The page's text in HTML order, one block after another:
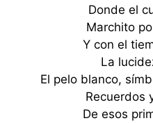
Donde el
Marchito
Y con el
La
El pelo blanco,
Recuerdos
De esos